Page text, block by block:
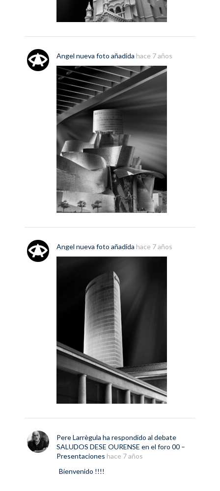
Angel nueva foto añadida hace 7 años
Angel nueva foto añadida hace 7 años
Pere Larrègula ha respondido al debate
SALUDOS DESE OURENSE en el foro 00 –
Presentaciones hace 7 años
Bienvenido !!!!